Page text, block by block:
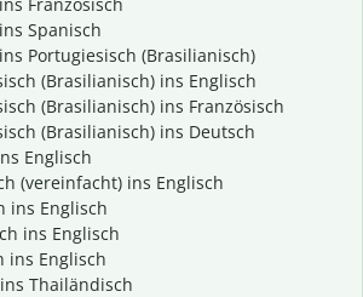
Spanisch
Portugiesisch (Brasilianisch)
(Brasilianisch) ins Englisch
(Brasilianisch) ins Französisch
(Brasilianisch) ins Deutsch
Englisch
(vereinfacht) ins Englisch
ins Englisch
ins Englisch
ins Englisch
Thailändisch